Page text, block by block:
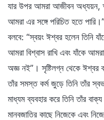
যার উপর আমরা আজীবন অধ্যয়ন,
আমরা এর সঙ্গে পরিচিত হতে
বলবে: “স্বয়ং ঈশ্বর হলেন তিনি
আমরা বিশ্বাস রাখি এবং যাঁকে
অজ্ঞ নই”। সৃষ্টিলগ্ন থেকে ঈশ্বর
তাঁর সমস্ত কর্ম জুড়ে তিনি তাঁর
মাধ্যম ব্যবহার করে তিনি তাঁর
মানবজাতির কাছে নিজেকে এবং